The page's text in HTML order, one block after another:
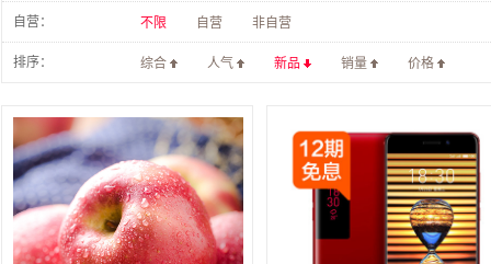
自营： 不限 自营 非自营
排序： 综合 人气 新品 销量 价格